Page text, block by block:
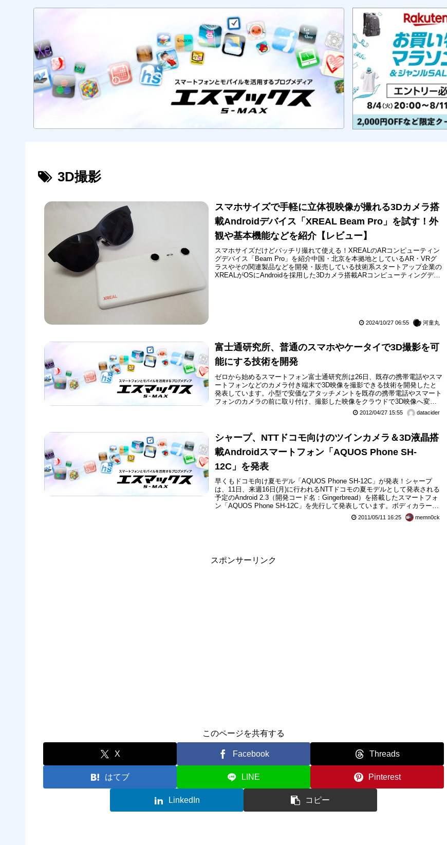
3D撮影
スマホサイズで手軽に立体視映像が撮れる3Dカメラ搭
載Androidデバイス「XREAL Beam Pro」を試す！外
観や基本機能などを紹介【レビュー】
スマホサイズだけどバッチリ撮れて使える！XREALのARコンピューティン
グデバイス「Beam Pro」を紹介中国・北京を本拠地としているAR・VRグ
ラスやその関連製品などを開発・販売している技術系スタートアップ企業の
XREALがOSにAndroidを採用した3Dカメラ搭載ARコンピューティングデバ
2024/10/27 06:55 河童丸
富士通研究所、普通のスマホやケータイで3D撮影を可
能にする技術を開発
ゼロから始めるスマートフォン富士通研究所は26日、既存の携帯電話やスマ
ートフォンなどのカメラ付き端末で3D映像を撮影できる技術を開発したと
発表しています。小型で安価なアタッチメントを既存の携帯電話やスマート
フォンのカメラの前に取り付け、撮影した映像をクラウドで3D映像へ変換
処理することで3D映像の撮影を可能にする技術です。アタッチメントさえ
入手すれば、3D非対応の機器にて3D映像の撮影が可能となります。
2012/04/27 15:55 datacider
シャープ、NTTドコモ向けのツインカメラ＆3D液晶搭
載Androidスマートフォン「AQUOS Phone SH-
12C」を発表
早くもドコモ向け夏モデル「AQUOS Phone SH-12C」が発表！シャープ
は、11日、来週16日(月)に行われるNTTドコモの夏モデルとして発表される
予定のAndroid 2.3（開発コード名：Gingerbread）を搭載したスマートフォ
ン「AQUOS Phone SH-12C」を先行して発表しています。ボディカラー
は、WHITEとBLACKの2色が用意されており、すでに、発売日も5月20日
(金)、事前予約開始が5月14日(金)からと発表されています。AQUOS Ph...
2011/05/11 16:25 memn0ck
スポンサーリンク
このページを共有する
X Facebook Threads
はてブ LINE Pinterest
LinkedIn コピー